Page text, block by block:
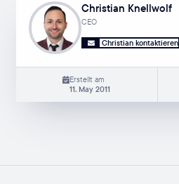
Christian Knellwolf
CEO
Christian kontaktieren
Erstellt am
11. May 2011